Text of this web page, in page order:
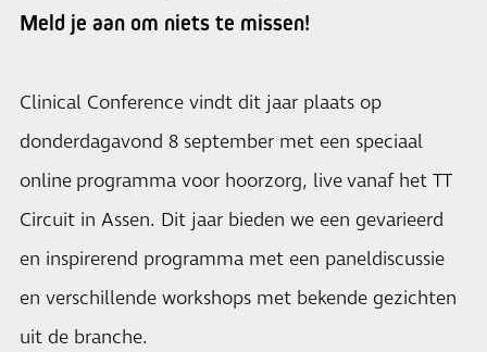
Meld je aan om niets te missen!
Clinical Conference vindt dit jaar plaats op
donderdagavond 8 september met een speciaal
online programma voor hoorzorg, live vanaf het TT
Circuit in Assen. Dit jaar bieden we een gevarieerd
en inspirerend programma met een paneldiscussie
en verschillende workshops met bekende gezichten
uit de branche.